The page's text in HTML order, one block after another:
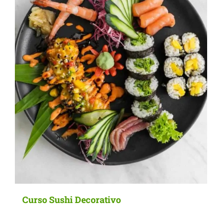
Curso Sushi Decorativo